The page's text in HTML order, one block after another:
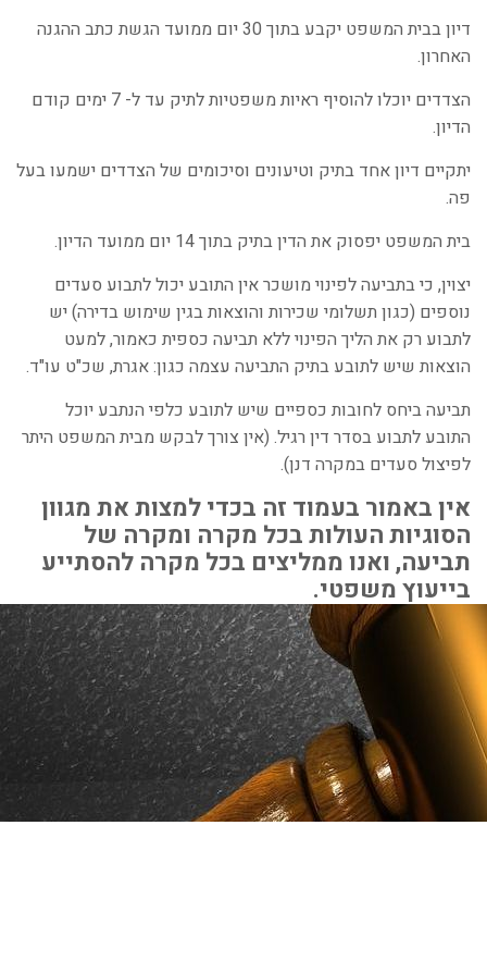
דיון בבית המשפט יקבע בתוך 30 יום ממועד הגשת כתב ההגנה
האחרון.
הצדדים יוכלו להוסיף ראיות משפטיות לתיק עד ל- 7 ימים קודם
הדיון.
יתקיים דיון אחד בתיק וטיעונים וסיכומים של הצדדים ישמעו בעל
פה.
בית המשפט יפסוק את הדין בתיק בתוך 14 יום ממועד הדיון.
יצוין, כי בתביעה לפינוי מושכר אין התובע יכול לתבוע סעדים
נוספים (כגון תשלומי שכירות והוצאות בגין שימוש בדירה) יש
לתבוע רק את הליך הפינוי ללא תביעה כספית כאמור, למעט
הוצאות שיש לתובע בתיק התביעה עצמה כגון: אגרת, שכ"ט עו"ד.
תביעה ביחס לחובות כספיים שיש לתובע כלפי הנתבע יוכל
התובע לתבוע בסדר דין רגיל. (אין צורך לבקש מבית המשפט היתר
לפיצול סעדים במקרה דנן).
אין באמור בעמוד זה בכדי למצות את מגוון
הסוגיות העולות בכל מקרה ומקרה של
תביעה, ואנו ממליצים בכל מקרה להסתייע
בייעוץ משפטי.